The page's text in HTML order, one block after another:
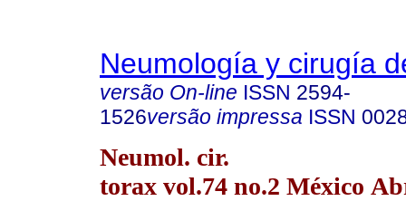
Neumología y cirugía
versão On-line ISSN 2594-
1526versão impressa ISSN
Neumol. cir.
torax vol.74 no.2 México